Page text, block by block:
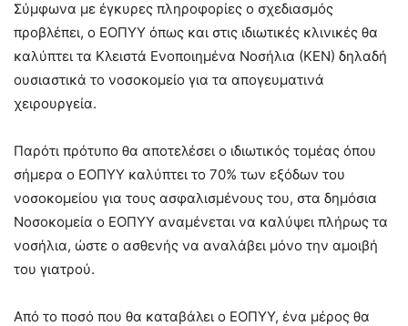
Σύμφωνα με έγκυρες πληροφορίες ο σχεδιασμός
προβλέπει, ο ΕΟΠΥΥ όπως και στις ιδιωτικές κλινικές θα
καλύπτει τα Κλειστά Ενοποιημένα Νοσήλια (ΚΕΝ) δηλαδή
ουσιαστικά το νοσοκομείο για τα απογευματινά
χειρουργεία.
Παρότι πρότυπο θα αποτελέσει ο ιδιωτικός τομέας όπου
σήμερα ο ΕΟΠΥΥ καλύπτει το 70% των εξόδων του
νοσοκομείου για τους ασφαλισμένους του, στα δημόσια
Νοσοκομεία ο ΕΟΠΥΥ αναμένεται να καλύψει πλήρως τα
νοσήλια, ώστε ο ασθενής να αναλάβει μόνο την αμοιβή
του γιατρού.
Από το ποσό που θα καταβάλει ο ΕΟΠΥΥ, ένα μέρος θα